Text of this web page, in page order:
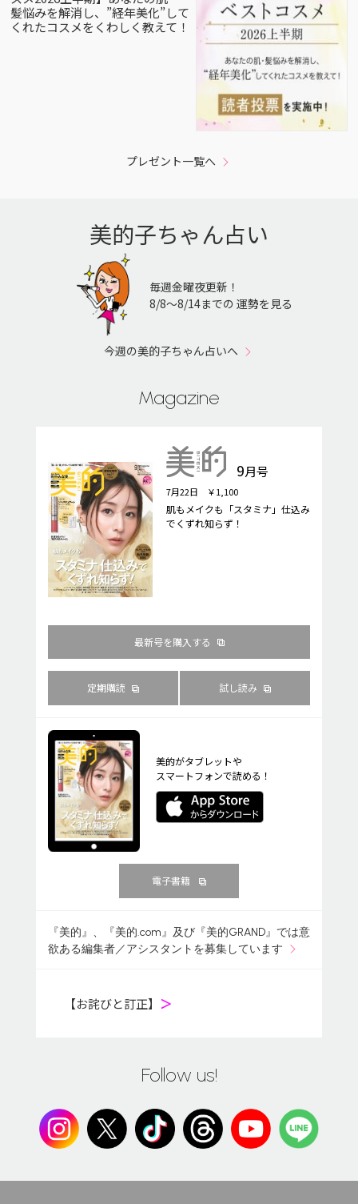
髪悩みを解消し、”経年美化”して
くれたコスメをくわしく教えて！
プレゼント一覧へ
美的子ちゃん占い
毎週金曜夜更新！
8/8〜8/14までの 運勢を見る
今週の美的子ちゃん占いへ
Magazine
9月号
7月22日 ￥1,100
肌もメイクも「スタミナ」仕込み
でくずれ知らず！
最新号を購入する
定期購読 試し読み
美的がタブレットや
スマートフォンで読める！
電子書籍
『美的』、『美的.com』及び『美的GRAND』では意
欲ある編集者／アシスタントを募集しています
【お詫びと訂正】 ＞
Follow us!